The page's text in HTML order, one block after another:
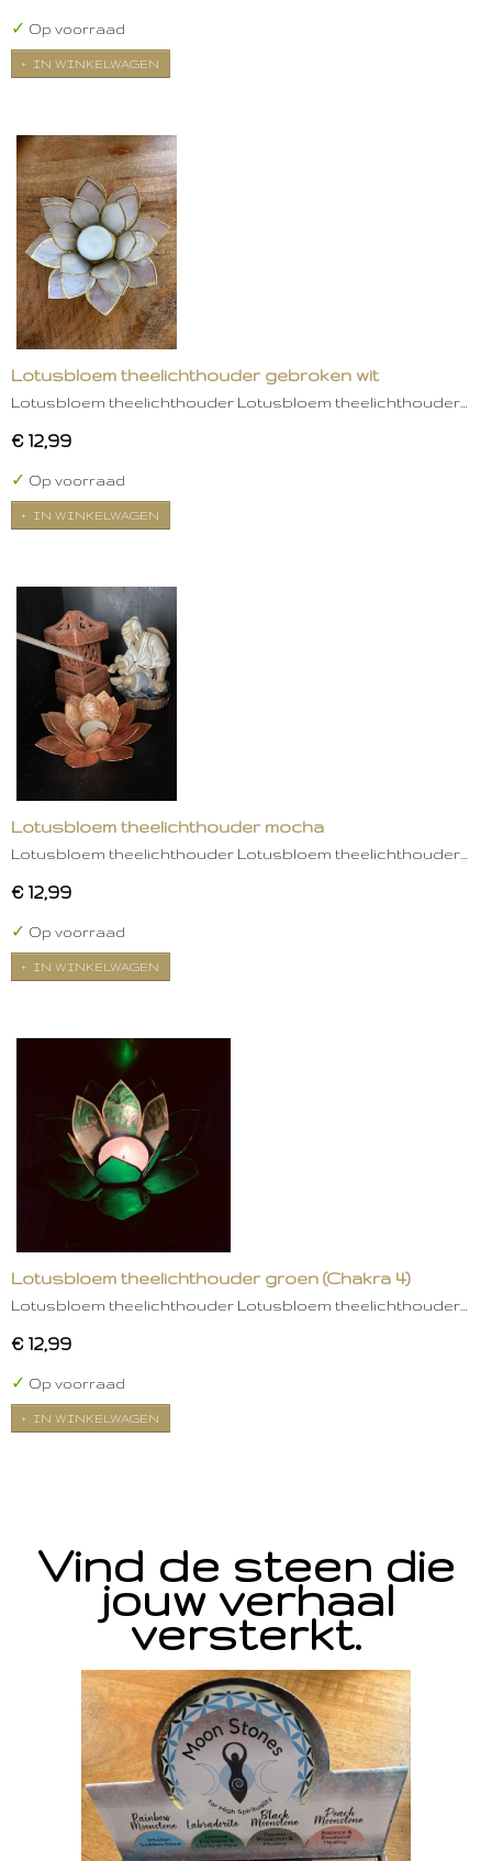
✓ Op voorraad
IN WINKELWAGEN
Lotusbloem theelichthouder gebroken wit
Lotusbloem theelichthouder Lotusbloem theelichthouder…
€ 12,99
✓ Op voorraad
IN WINKELWAGEN
Lotusbloem theelichthouder mocha
Lotusbloem theelichthouder Lotusbloem theelichthouder…
€ 12,99
✓ Op voorraad
IN WINKELWAGEN
Lotusbloem theelichthouder groen (Chakra 4)
Lotusbloem theelichthouder Lotusbloem theelichthouder…
€ 12,99
✓ Op voorraad
IN WINKELWAGEN
Vind de steen die
jouw verhaal
versterkt.